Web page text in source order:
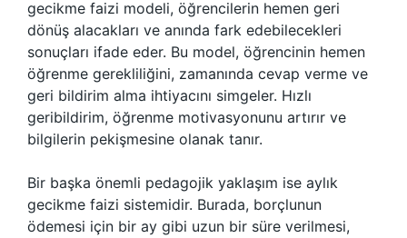
gecikme faizi modeli, öğrencilerin hemen geri
dönüş alacakları ve anında fark edebilecekleri
sonuçları ifade eder. Bu model, öğrencinin hemen
öğrenme gerekliliğini, zamanında cevap verme ve
geri bildirim alma ihtiyacını simgeler. Hızlı
geribildirim, öğrenme motivasyonunu artırır ve
bilgilerin pekişmesine olanak tanır.
Bir başka önemli pedagojik yaklaşım ise aylık
gecikme faizi sistemidir. Burada, borçlunun
ödemesi için bir ay gibi uzun bir süre verilmesi,